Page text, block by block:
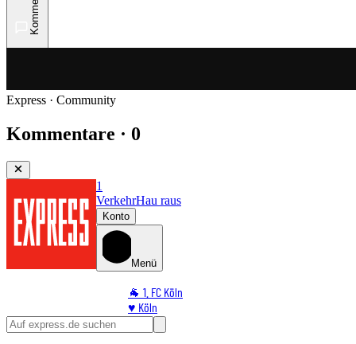
Express · Community
Kommentare · 0
1
VerkehrHau raus
Konto
Menü
🐐 1. FC Köln
♥️ Köln
⭐ Promi